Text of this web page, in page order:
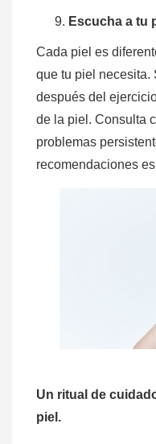
Escucha a tu
Cada piel es
que tu piel necesita.
después del
de la piel. Consulta
problemas
recomendaciones
Un ritual de
piel.